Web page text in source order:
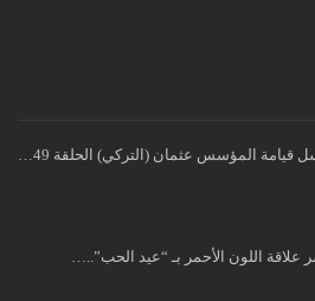
المؤسس عثمان (التركي) الحلقة 49…
اللون الأحمر بـ “عيد الحب”..…